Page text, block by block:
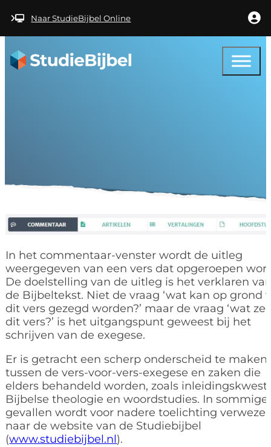
Naar StudieBijbel Online
In het commentaar-venster wordt de uitleg
weergegeven van een vers dat opgeroepen
De doelstelling van de uitleg is het verklaren
de Bijbeltekst. Niet de vraag ‘wat kan op grond
dit vers gezegd worden?’ maar de vraag ‘wat
dit vers?’ is het uitgangspunt geweest bij het
schrijven van de exegese.
Er is getracht een scherp onderscheid te maken
tussen de vers-voor-vers-exegese en zaken die
elders behandeld worden, zoals
Bijbelse theologie en woordstudies. In sommige
gevallen wordt voor nadere toelichting
naar de website van de Studiebijbel
(www.studiebijbel.nl).